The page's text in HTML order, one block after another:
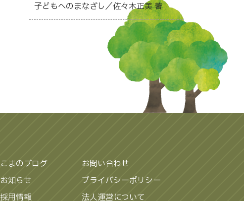
子どもへのまなざし／佐々木正美 著
こまのブログ
お知らせ
採用情報
お問い合わせ
プライバシーポリシー
法人運営について